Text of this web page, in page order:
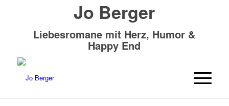
Jo Berger
Liebesromane mit Herz, Humor &
Happy End